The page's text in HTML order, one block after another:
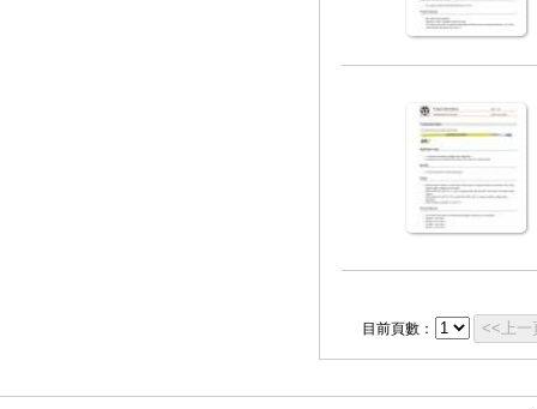
目前頁數： <<上一